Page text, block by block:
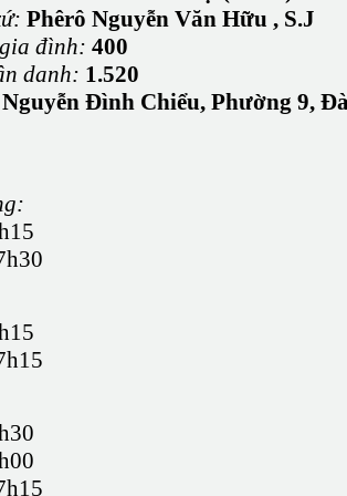
Phêrô Nguyễn Văn Hữu , S.J
đình: 400
danh: 1.520
Nguyễn Đình Chiểu, Phường 9,